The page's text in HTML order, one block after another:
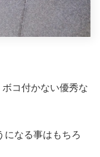
コ付かない優秀な
になる事はもちろ